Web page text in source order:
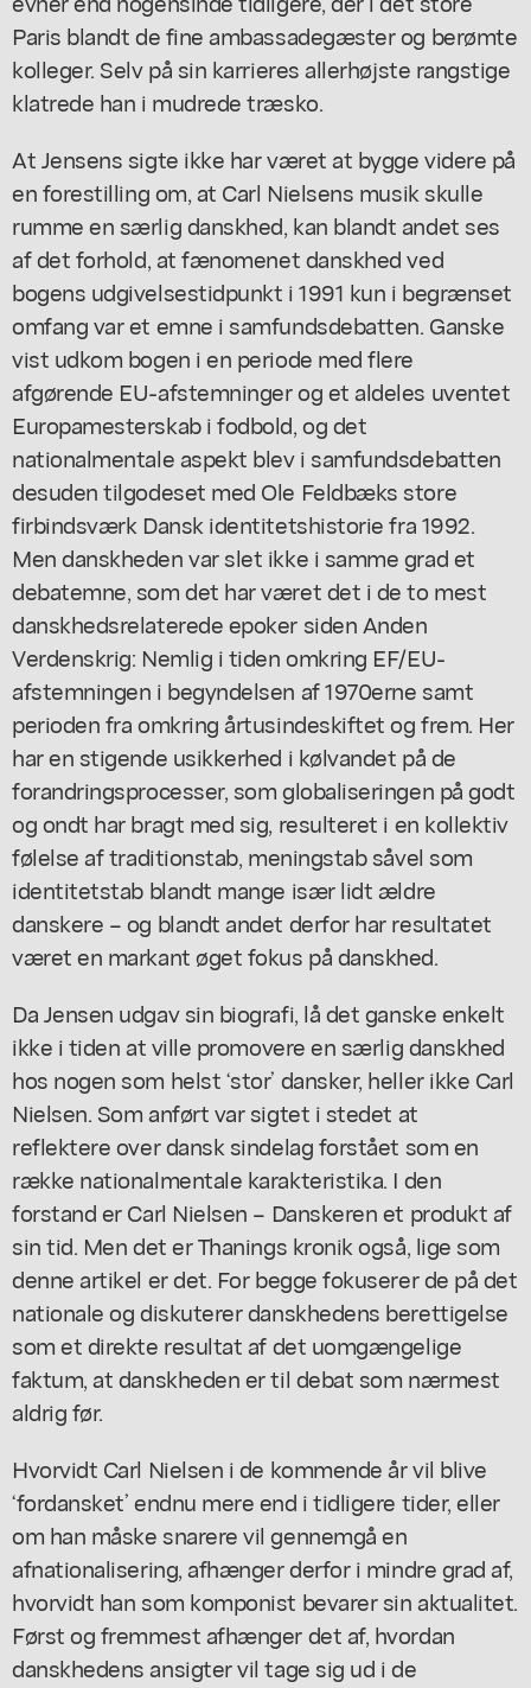
Paris blandt de fine ambassadegæster og berømte
kolleger. Selv på sin karrieres allerhøjste rangstige
klatrede han i mudrede træsko.
At Jensens sigte ikke har været at bygge videre på
en forestilling om, at Carl Nielsens musik skulle
rumme en særlig danskhed, kan blandt andet ses
af det forhold, at fænomenet danskhed ved
bogens udgivelsestidpunkt i 1991 kun i begrænset
omfang var et emne i samfundsdebatten. Ganske
vist udkom bogen i en periode med flere
afgørende EU-afstemninger og et aldeles uventet
Europamesterskab i fodbold, og det
nationalmentale aspekt blev i samfundsdebatten
desuden tilgodeset med Ole Feldbæks store
firbindsværk Dansk identitetshistoriefra 1992.
Men danskheden var slet ikke i samme grad et
debatemne, som det har været det i de to mest
danskhedsrelaterede epoker siden Anden
Verdenskrig: Nemlig i tiden omkring EF/EU-
afstemningen i begyndelsen af 1970erne samt
perioden fra omkring årtusindeskiftet og frem. Her
har en stigende usikkerhed i kølvandet på de
forandringsprocesser, som globaliseringen på godt
og ondt har bragt med sig, resulteret i en kollektiv
følelse af traditionstab, meningstab såvel som
identitetstab blandt mange især lidt ældre
danskere – og blandt andet derfor har resultatet
været en markant øget fokus på danskhed.
Da Jensen udgav sin biografi, lå det ganske enkelt
ikke i tiden at ville promovere en særlig danskhed
hos nogen som helst ‘stor’ dansker, heller ikke Carl
Nielsen. Som anført var sigtet i stedet at
reflektere over dansk sindelag forstået som en
række nationalmentale karakteristika. I den
forstand erCarl Nielsen – Danskerenet produkt af
sin tid. Men det er Thanings kronik også, lige som
denne artikel er det. For begge fokuserer de på det
nationale og diskuterer danskhedens berettigelse
som et direkte resultat af det uomgængelige
faktum, at danskheden er til debat som nærmest
aldrig før.
Hvorvidt Carl Nielsen i de kommende år vil blive
‘fordansket’ endnu mere end i tidligere tider, eller
om han måske snarere vil gennemgå en
afnationalisering, afhænger derfor i mindre grad af,
hvorvidt han som komponist bevarer sin aktualitet.
Først og fremmest afhænger det af, hvordan
danskhedens ansigter vil tage sig ud i de